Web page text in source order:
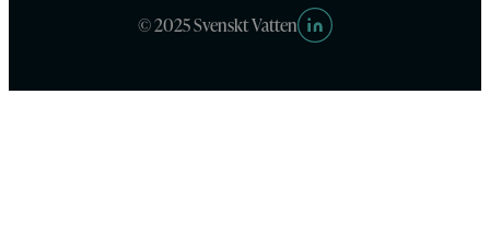
© 2025 Svenskt Vatten